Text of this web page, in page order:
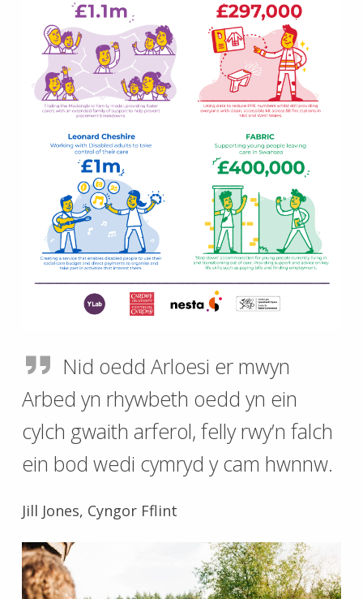
Nid oedd Arloesi er mwyn
Arbed yn rhywbeth oedd yn ein
cylch gwaith arferol, felly rwy’n falch
ein bod wedi cymryd y cam hwnnw.
Jill Jones, Cyngor Fflint